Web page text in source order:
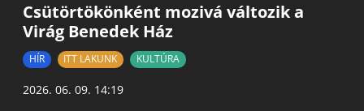
Csütörtökönként mozivá változik a
Virág Benedek Ház
HÍR ITT LAKUNK KULTÚRA
2026. 06. 09. 14:19